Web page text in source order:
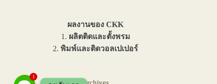
ผลงานของ CKK
1. ผลิตติดและตั้งพรม
2.พิมพ์และติดวอลเปเปอร์
Archives
1